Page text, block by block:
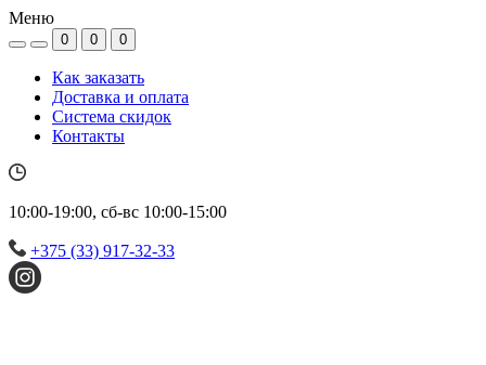
Меню
0 0 0
Как заказать
Доставка и оплата
Система скидок
Контакты
10:00-19:00, сб-вс 10:00-15:00
+375 (33) 917-32-33